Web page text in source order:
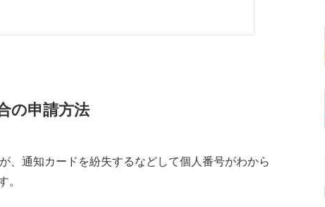
の申請方法
、通知カードを紛失するなどして個人番号がわから
。